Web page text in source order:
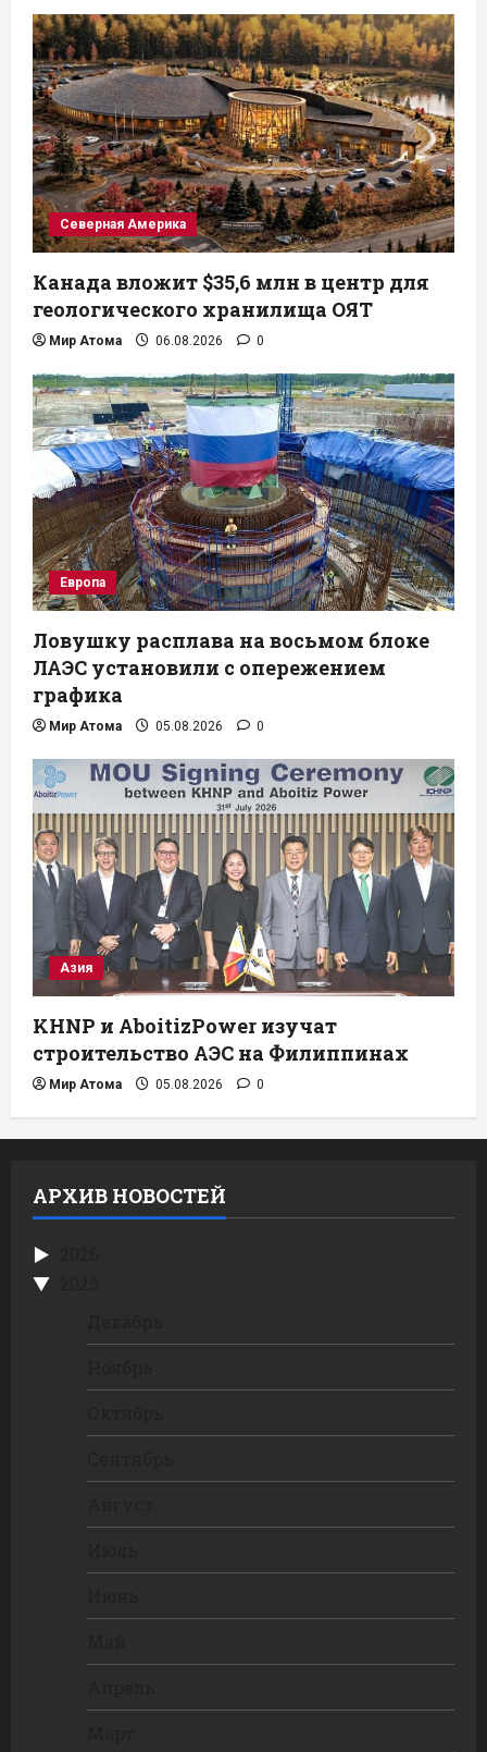
Северная Америка
Канада вложит $35,6 млн в центр для
геологического хранилища ОЯТ
Мир Атома 06.08.2026 0
Европа
Ловушку расплава на восьмом блоке
ЛАЭС установили с опережением
графика
Мир Атома 05.08.2026 0
Азия
KHNP и AboitizPower изучат
строительство АЭС на Филиппинах
Мир Атома 05.08.2026 0
АРХИВ НОВОСТЕЙ